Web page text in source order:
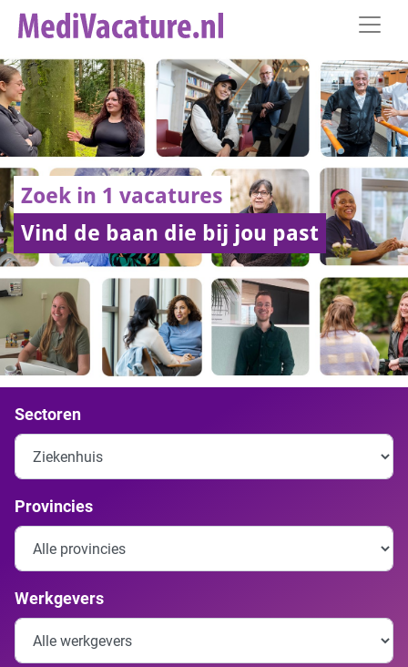
Zoek in 1 vacatures
Vind de baan die bij jou past
Sectoren
Provincies
Werkgevers